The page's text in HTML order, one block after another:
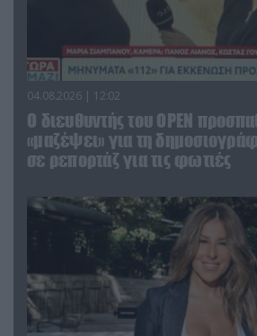
04.08.2026 | 12:02
O διευθυντής του OPEN
«μαζέψει» για τη
σε ρεπορτάζ για τις φωτιές